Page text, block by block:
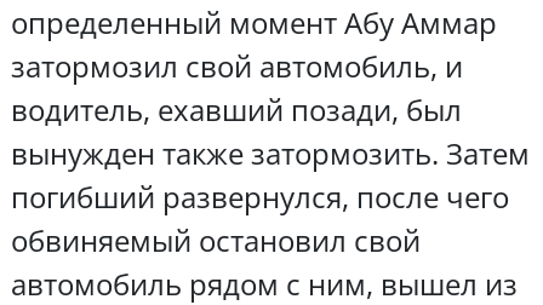
определенный момент Абу Аммар
затормозил свой автомобиль, и
водитель, ехавший позади, был
вынужден также затормозить. Затем
погибший развернулся, после чего
обвиняемый остановил свой
автомобиль рядом с ним, вышел из